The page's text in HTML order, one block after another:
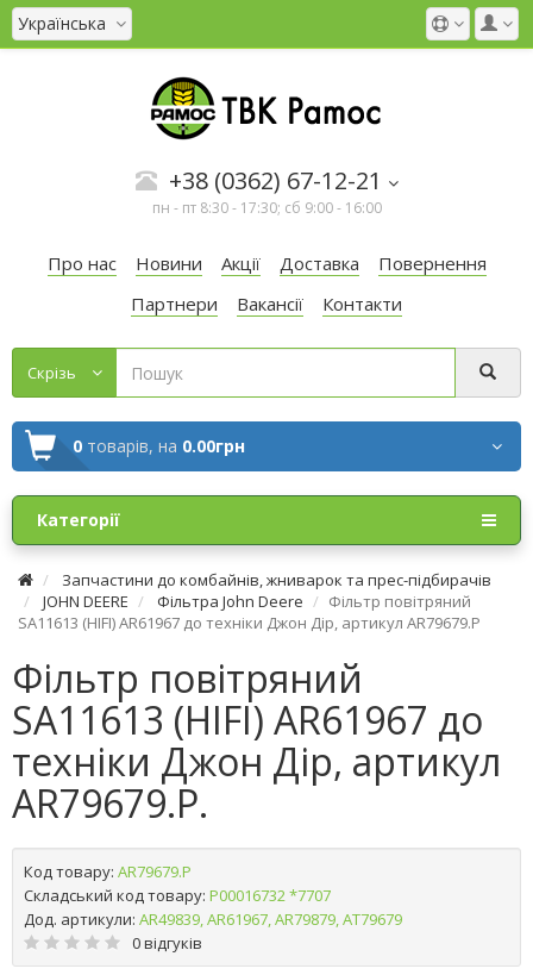
Українська
+38 (0362) 67-12-21
пн - пт 8:30 - 17:30; сб 9:00 - 16:00
Про нас Новини Акції Доставка
Повернення
Партнери
Вакансії Контакти
Cкрізь
0 товарів, на 0.00грн
Категорії
Запчастини до комбайнів, жниварок та прес-підбирачів
JOHN DEERE
Фільтра John Deere
Фільтр повітряний
SA11613 (HІFІ) AR61967 до техніки Джон Дір, артикул AR79679.P
Фільтр повітряний
SA11613 (HІFІ) AR61967 до
техніки Джон Дір, артикул
AR79679.P.
Код товару: AR79679.P
Складський код товару: Р00016732 *7707
Дод. артикули: AR49839, AR61967, AR79879, AT79679
0 відгуків